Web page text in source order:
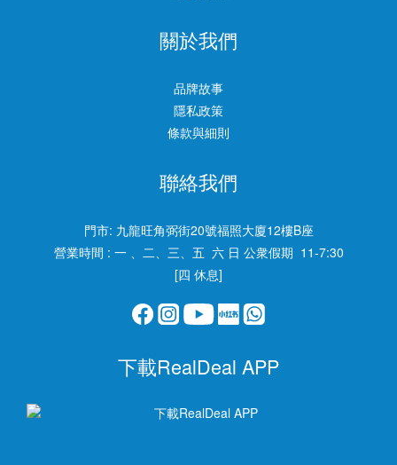
關於我們
品牌故事
隱私政策
條款與細則
聯絡我們
門市: 九龍旺角弼街20號福照大廈12樓B座
營業時間 : 一 、二、三、五 六 日 公衆假期 11-7:30
[四 休息]
下載RealDeal APP